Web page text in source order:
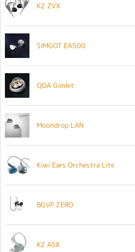
KZ ZVX
SIMGOT EA500
QOA Gimlet
Moondrop LAN
Kiwi Ears Orchestra Lite
BGVP ZERO
KZ ASX